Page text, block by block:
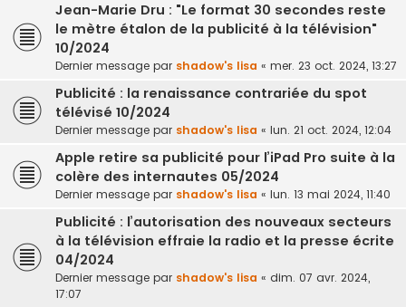
Jean-Marie Dru : "Le format 30 secondes reste
le mètre étalon de la publicité à la télévision"
10/2024
Dernier message par shadow's lisa « mer. 23 oct. 2024, 13:27
Publicité : la renaissance contrariée du spot
télévisé 10/2024
Dernier message par shadow's lisa « lun. 21 oct. 2024, 12:04
Apple retire sa publicité pour l’iPad Pro suite à la
colère des internautes 05/2024
Dernier message par shadow's lisa « lun. 13 mai 2024, 11:40
Publicité : l’autorisation des nouveaux secteurs
à la télévision effraie la radio et la presse écrite
04/2024
Dernier message par shadow's lisa « dim. 07 avr. 2024,
17:07